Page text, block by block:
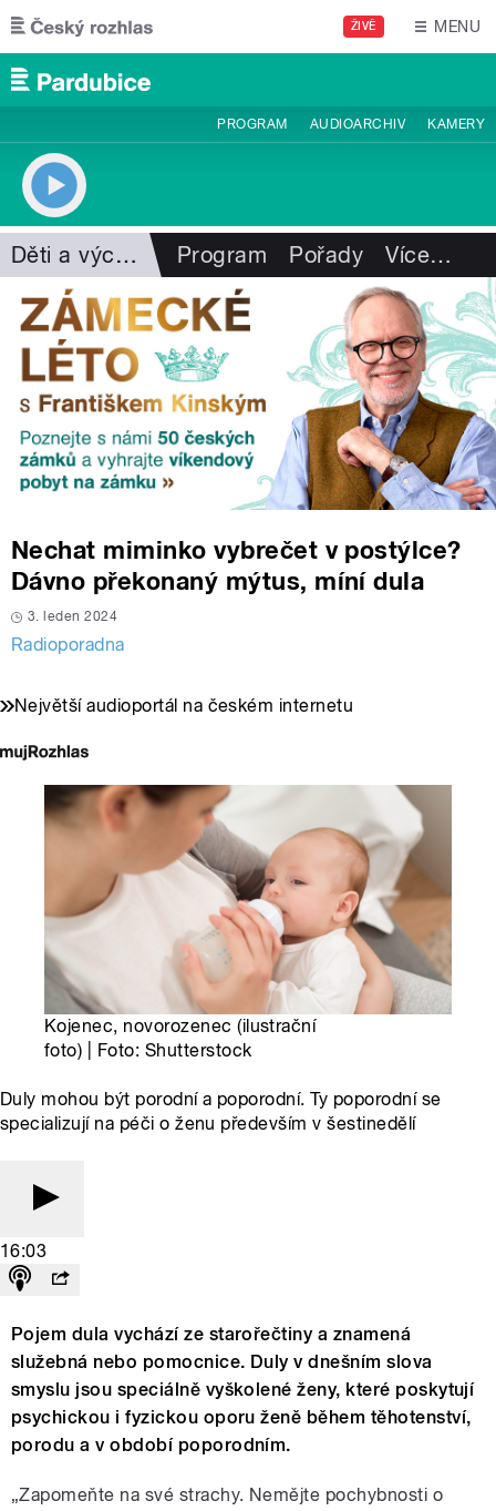
Přejít k hlavnímu obsahu
ŽIVĚ MENU
PROGRAM AUDIOARCHIV KAMERY
Děti a výchova Program Pořady Více…
Nechat miminko vybrečet v postýlce?
Dávno překonaný mýtus, míní dula
3. leden 2024
Radioporadna
Největší audioportál na českém internetu
Kojenec, novorozenec (ilustrační
foto) | Foto: Shutterstock
Duly mohou být porodní a poporodní. Ty poporodní se
specializují na péči o ženu především v šestinedělí
16:03
Pojem dula vychází ze starořečtiny a znamená
služebná nebo pomocnice. Duly v dnešním slova
smyslu jsou speciálně vyškolené ženy, které poskytují
psychickou i fyzickou oporu ženě během těhotenství,
porodu a v období poporodním.
„Zapomeňte na své strachy. Nemějte pochybnosti o